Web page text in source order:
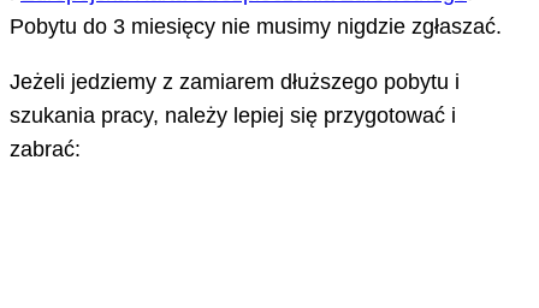
Pobytu do 3 miesięcy nie musimy nigdzie zgłaszać.
Jeżeli jedziemy z zamiarem dłuższego pobytu i
szukania pracy, należy lepiej się przygotować i
zabrać: